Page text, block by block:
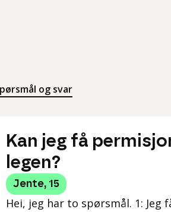
og svar
Kan jeg få
legen?
Jente, 15
Hei, jeg har to spørsmål. 1: